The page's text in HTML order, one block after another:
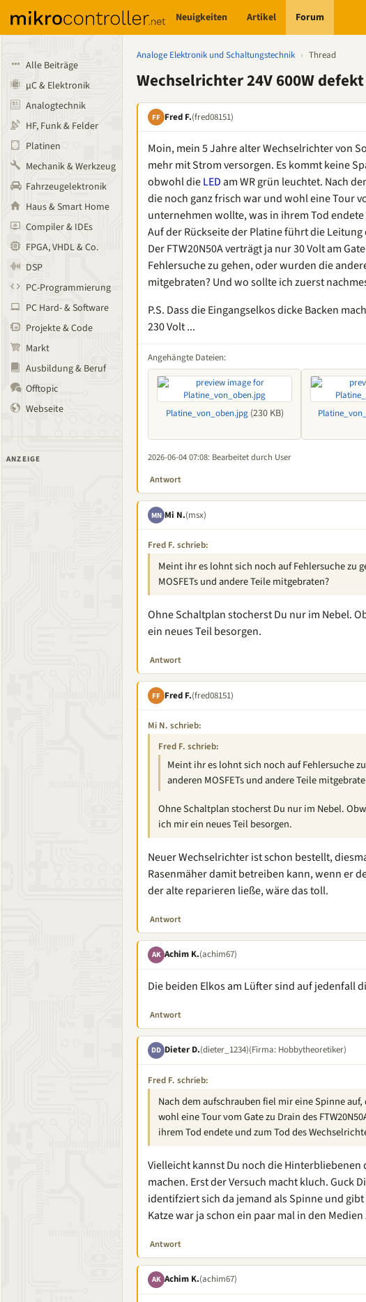
Neuigkeiten Artikel Forum
Alle Beiträge
µC & Elektronik
Analogtechnik
HF, Funk & Felder
Platinen
Mechanik & Werkzeug
Fahrzeugelektronik
Haus & Smart Home
Compiler & IDEs
FPGA, VHDL & Co.
DSP
PC-Programmierung
PC Hard- & Software
Projekte & Code
Markt
Ausbildung & Beruf
Offtopic
Webseite
ANZEIGE
Analoge Elektronik und Schaltungstechnik › Thread
Wechselrichter 24V 600W defekt
FF Fred F.(fred08151)
Moin, mein 5 Jahre alter Wechselrichter von
mehr mit Strom versorgen. Es kommt keine
obwohl dieLEDam WR grün leuchtet. Nach
die noch ganz frisch war und wohl eine Tour
unternehmen wollte, was in ihrem Tod
Auf der Rückseite der Platine führt die
Der FTW20N50A verträgt ja nur 30 Volt am
Fehlersuche zu gehen, oder wurden die
mitgebraten? Und wo sollte ich zuerst
P.S. Dass die Eingangselkos dicke Backen
230 Volt ...
Angehängte Dateien:
Platine_von_oben.jpg(230 KB)
2026-06-04 07:08: Bearbeitet durch User
Antwort
MN Mi N.(msx)
Fred F. schrieb:
Meint ihr es lohnt sich noch auf Fehlersuche zu
MOSFETs und andere Teile mitgebraten?
Ohne Schaltplan stocherst Du nur im Nebel.
ein neues Teil besorgen.
Antwort
FF Fred F.(fred08151)
Mi N. schrieb:
Fred F. schrieb:
Meint ihr es lohnt sich noch auf Fehlersuche
anderen MOSFETs und andere Teile
Ohne Schaltplan stocherst Du nur im Nebel.
ich mir ein neues Teil besorgen.
Neuer Wechselrichter ist schon bestellt,
Rasenmäher damit betreiben kann, wenn er
der alte reparieren ließe, wäre das toll.
Antwort
AK Achim K.(achim67)
Die beiden Elkos am Lüfter sind auf jedenfall
Antwort
DD Dieter D.(dieter_1234)(Firma: Hobbytheoretiker)
Fred F. schrieb:
Nach dem aufschrauben fiel mir eine Spinne
wohl eine Tour vom Gate zu Drain des
ihrem Tod endete und zum Tod des
Vielleicht kannst Du noch die
machen. Erst der Versuch macht kluch. Guck
identifziert sich da jemand als Spinne und
Katze war ja schon ein paar mal in den
Antwort
AK Achim K.(achim67)